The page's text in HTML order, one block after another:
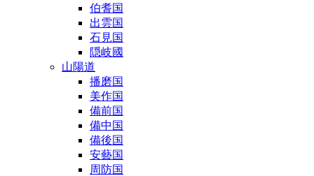
伯耆国
出雲国
石見国
隠岐國
山陽道
播磨国
美作国
備前国
備中国
備後国
安藝国
周防国